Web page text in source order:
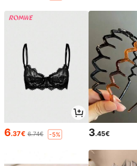
6.37€ 6.74€ -5% 3.45€